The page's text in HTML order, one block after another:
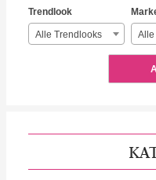
Trendlook
Alle Trendlooks Alle